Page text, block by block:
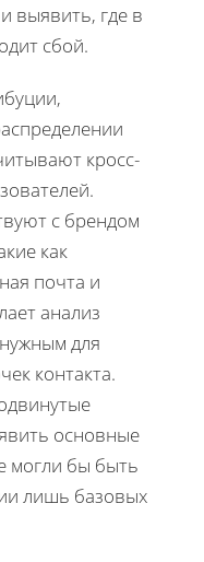
выявить, где в
сбой.
кросс-
с брендом
как
почта и
анализ
для
контакта.
основные
могли бы быть
лишь базовых